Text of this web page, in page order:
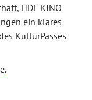
HDF KINO
ein klares
KulturPasses
.